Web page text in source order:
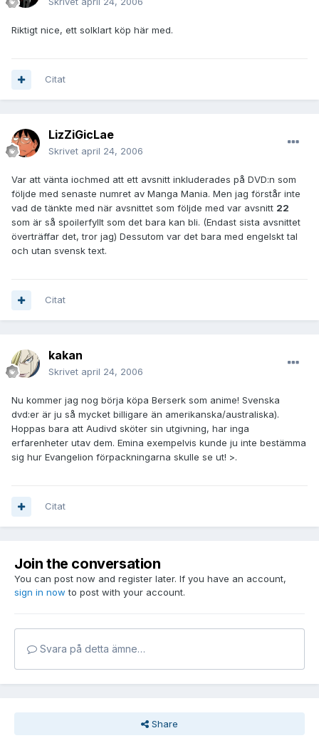
Riktigt nice, ett solklart köp här med.
Citat
LizZiGicLae
Skrivet april 24, 2006
Var att vänta iochmed att ett avsnitt inkluderades på DVD:n som
följde med senaste numret av Manga Mania. Men jag förstår inte
vad de tänkte med när avsnittet som följde med var avsnitt 22
som är så spoilerfyllt som det bara kan bli. (Endast sista avsnittet
överträffar det, tror jag) Dessutom var det bara med engelskt tal
och utan svensk text.
Citat
kakan
Skrivet april 24, 2006
Nu kommer jag nog börja köpa Berserk som anime! Svenska
dvd:er är ju så mycket billigare än amerikanska/australiska).
Hoppas bara att Audivd sköter sin utgivning, har inga
erfarenheter utav dem. Emina exempelvis kunde ju inte bestämma
sig hur Evangelion förpackningarna skulle se ut! >.
Citat
Join the conversation
You can post now and register later. If you have an account,
sign in now to post with your account.
Svara på detta ämne…
Share